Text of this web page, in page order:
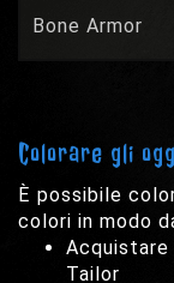
Bone Armor
Colorare gli
È possibile
colori in modo
Acquistare
Tailor